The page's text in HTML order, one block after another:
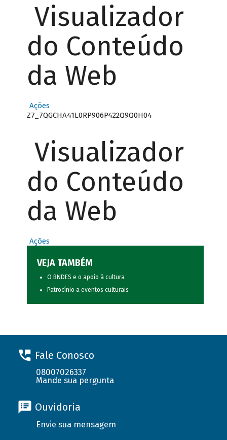
Visualizador
do Conteúdo
da Web
Ações
Z7_7QGCHA41L0RP906P422Q9Q0H04
Visualizador
do Conteúdo
da Web
Ações
VEJA TAMBÉM
O BNDES e o apoio à cultura
Patrocínio a eventos culturais
Fale Conosco
08007026337
Mande sua pergunta
Ouvidoria
Envie sua mensagem